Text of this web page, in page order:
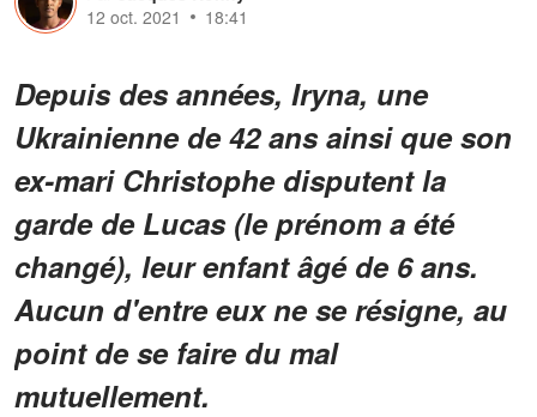
12 oct. 2021
18:41
Depuis des années, Iryna, une
Ukrainienne de 42 ans ainsi que son
ex-mari Christophe disputent la
garde de Lucas (le prénom a été
changé), leur enfant âgé de 6 ans.
Aucun d'entre eux ne se résigne, au
point de se faire du mal
mutuellement.